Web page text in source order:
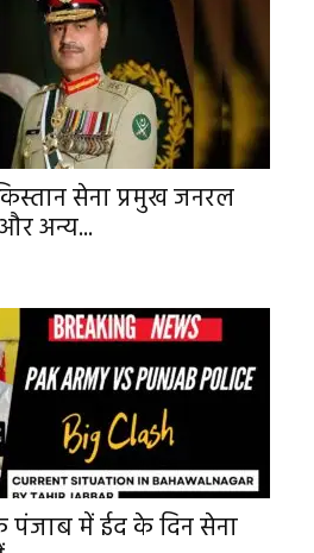
सेना प्रमुख जनरल
अन्य...
पंजाब में ईद के दिन सेना